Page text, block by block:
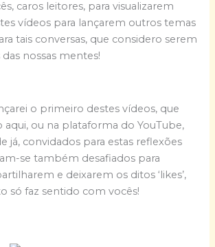
caros leitores, para visualizarem
vídeos para lançarem outros temas
tais conversas, que considero serem
nossas mentes!
o primeiro destes vídeos, que
aqui, ou na plataforma do YouTube,
já, convidados para estas reflexões
se também desafiados para
e deixarem os ditos ‘likes’,
só faz sentido com vocês!